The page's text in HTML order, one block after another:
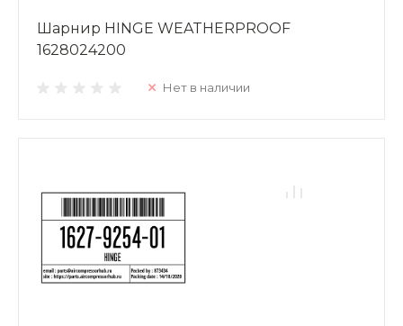
Шарнир HINGE WEATHERPROOF
1628024200
Нет в наличии